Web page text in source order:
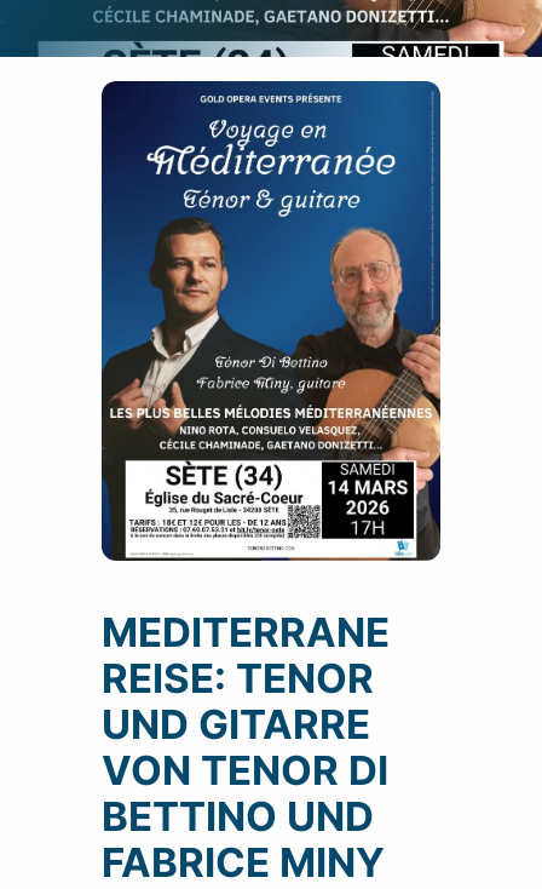
MEDITERRANE
REISE: TENOR
UND GITARRE
VON TENOR DI
BETTINO UND
FABRICE MINY